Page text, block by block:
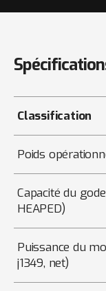
Classification
Poids
Capacité du
HEAPED)
Puissance du
j1349, net)